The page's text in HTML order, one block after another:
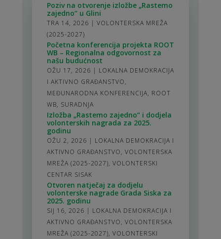
Poziv na otvorenje izložbe „Rastemo
zajedno“ u Glini
TRA 14, 2026 | VOLONTERSKA MREŽA
(2025-2027)
Početna konferencija projekta ROOT
WB – Regionalna odgovornost za
našu budućnost
OŽU 17, 2026 | LOKALNA DEMOKRACIJA
I AKTIVNO GRAĐANSTVO,
MEĐUNARODNA KONFERENCIJA, ROOT
WB, SURADNJA
Izložba „Rastemo zajedno“ i dodjela
volonterskih nagrada za 2025.
godinu
OŽU 2, 2026 | LOKALNA DEMOKRACIJA I
AKTIVNO GRAĐANSTVO, VOLONTERSKA
MREŽA (2025-2027), VOLONTERSKI
CENTAR SISAK
Otvoren natječaj za dodjelu
volonterske nagrade Grada Siska za
2025. godinu
SIJ 16, 2026 | LOKALNA DEMOKRACIJA I
AKTIVNO GRAĐANSTVO, VOLONTERSKA
MREŽA (2025-2027), VOLONTERSKI